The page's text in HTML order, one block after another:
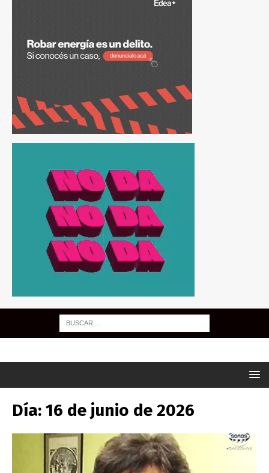
Día: 16 de junio de 2026